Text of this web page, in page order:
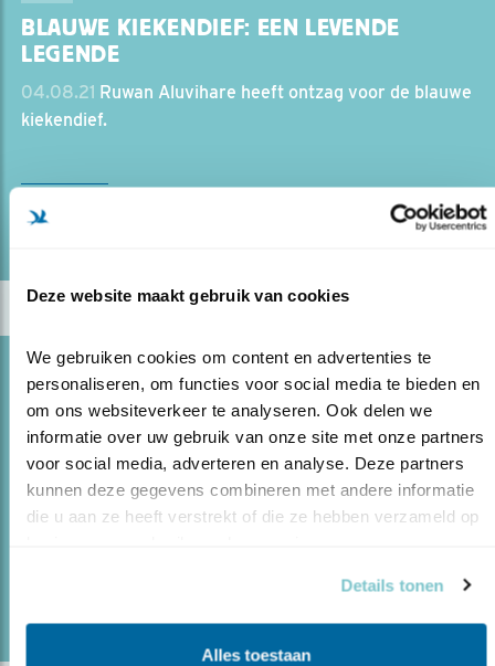
Deze website maakt gebruik van cookies
We gebruiken cookies om content en advertenties te
personaliseren, om functies voor social media te bieden en
om ons websiteverkeer te analyseren. Ook delen we
informatie over uw gebruik van onze site met onze partners
voor social media, adverteren en analyse. Deze partners
kunnen deze gegevens combineren met andere informatie
die u aan ze heeft verstrekt of die ze hebben verzameld op
Details tonen
Alles toestaan
BLAUWE KIEKENDIEF: EEN LEVENDE
LEGENDE
04.08.21 Ruwan Aluvihare heeft ontzag voor de blauwe
kiekendief.
Door Ruwan Aluvihare
Blog
DOMPEL JE ONDER IN DE
WADDENNATUUR
13.07.21Dwaalfilm Wadden: nieuwe minidocumentaires
over Waddennatuur.